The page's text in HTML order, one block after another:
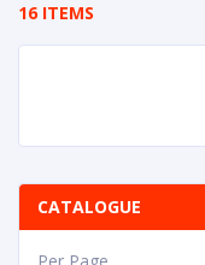
16 ITEMS
CATALOGUE